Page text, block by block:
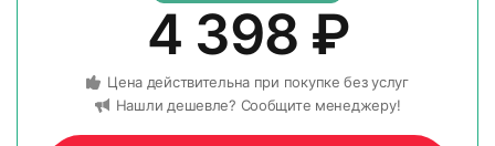
4 398 ₽
Цена действительна при покупке без услуг
Нашли дешевле? Сообщите менеджеру!